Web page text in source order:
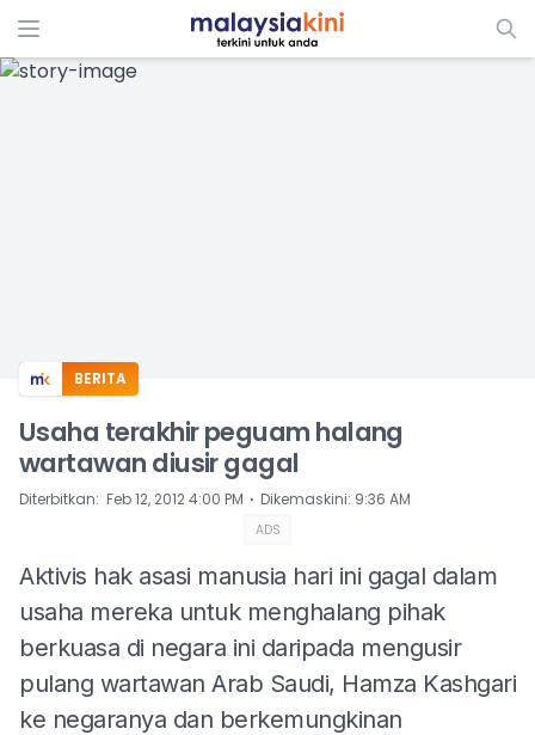
ADS
BERITA
Usaha terakhir peguam halang
wartawan diusir gagal
Diterbitkan: Feb 12, 2012 4:00 PM ⋅ Dikemaskini: 9:36 AM
ADS
Aktivis hak asasi manusia hari ini gagal dalam
usaha mereka untuk menghalang pihak
berkuasa di negara ini daripada mengusir
pulang wartawan Arab Saudi, Hamza Kashgari
ke negaranya dan berkemungkinan